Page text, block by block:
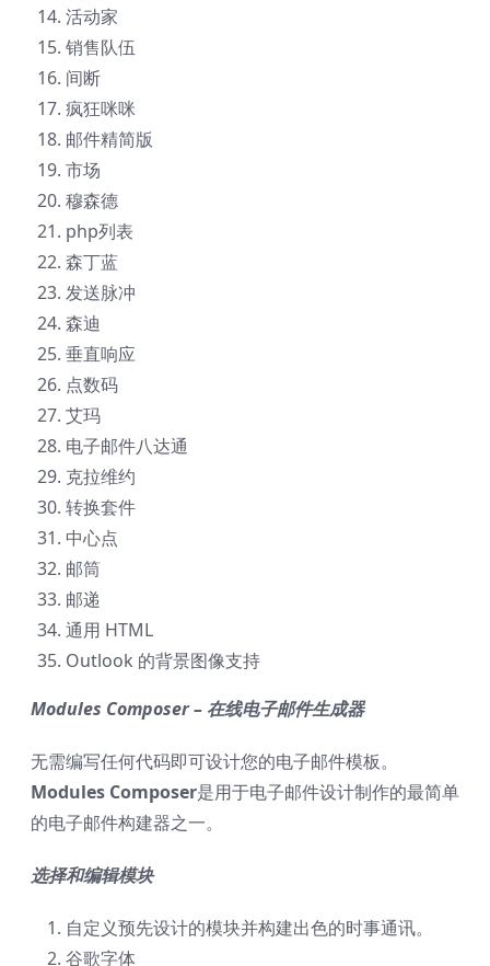
活动家
销售队伍
间断
疯狂咪咪
邮件精简版
市场
穆森德
php列表
森丁蓝
发送脉冲
森迪
垂直响应
点数码
艾玛
电子邮件八达通
克拉维约
转换套件
中心点
邮筒
邮递
通用 HTML
Outlook 的背景图像支持
Modules Composer – 在线电子邮件生成器
无需编写任何代码即可设计您的电子邮件模板。
Modules Composer是用于电子邮件设计制作的最简单
的电子邮件构建器之一。
选择和编辑模块
自定义预先设计的模块并构建出色的时事通讯。
谷歌字体